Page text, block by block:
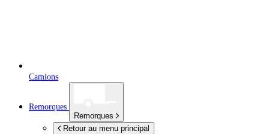
Camions
Remorques
Remorques
Retour au menu principal